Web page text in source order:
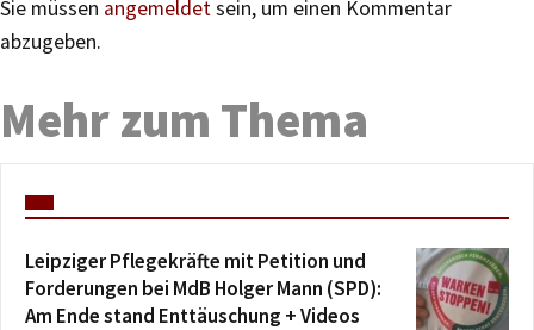
Sie müssen angemeldetsein, um einen Kommentar
abzugeben.
Mehr zum Thema
Leipziger Pflegekräfte mit Petition und
Forderungen bei MdB Holger Mann (SPD):
Am Ende stand Enttäuschung + Videos